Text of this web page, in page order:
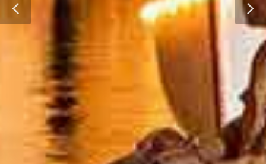
directo en el Lago
Martel